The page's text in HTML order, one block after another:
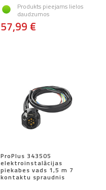
Produkts pieejams lielos
daudzumos
57,99 €
ProPlus 343505
elektroinstalācijas
piekabes vads 1,5 m 7
kontaktu spraudnis